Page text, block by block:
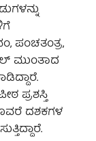
ಪಂಚತಂತ್ರ,
ಮುಂತಾದ
ಪ್ರಶಸ್ತಿ
ದಶಕಗಳ